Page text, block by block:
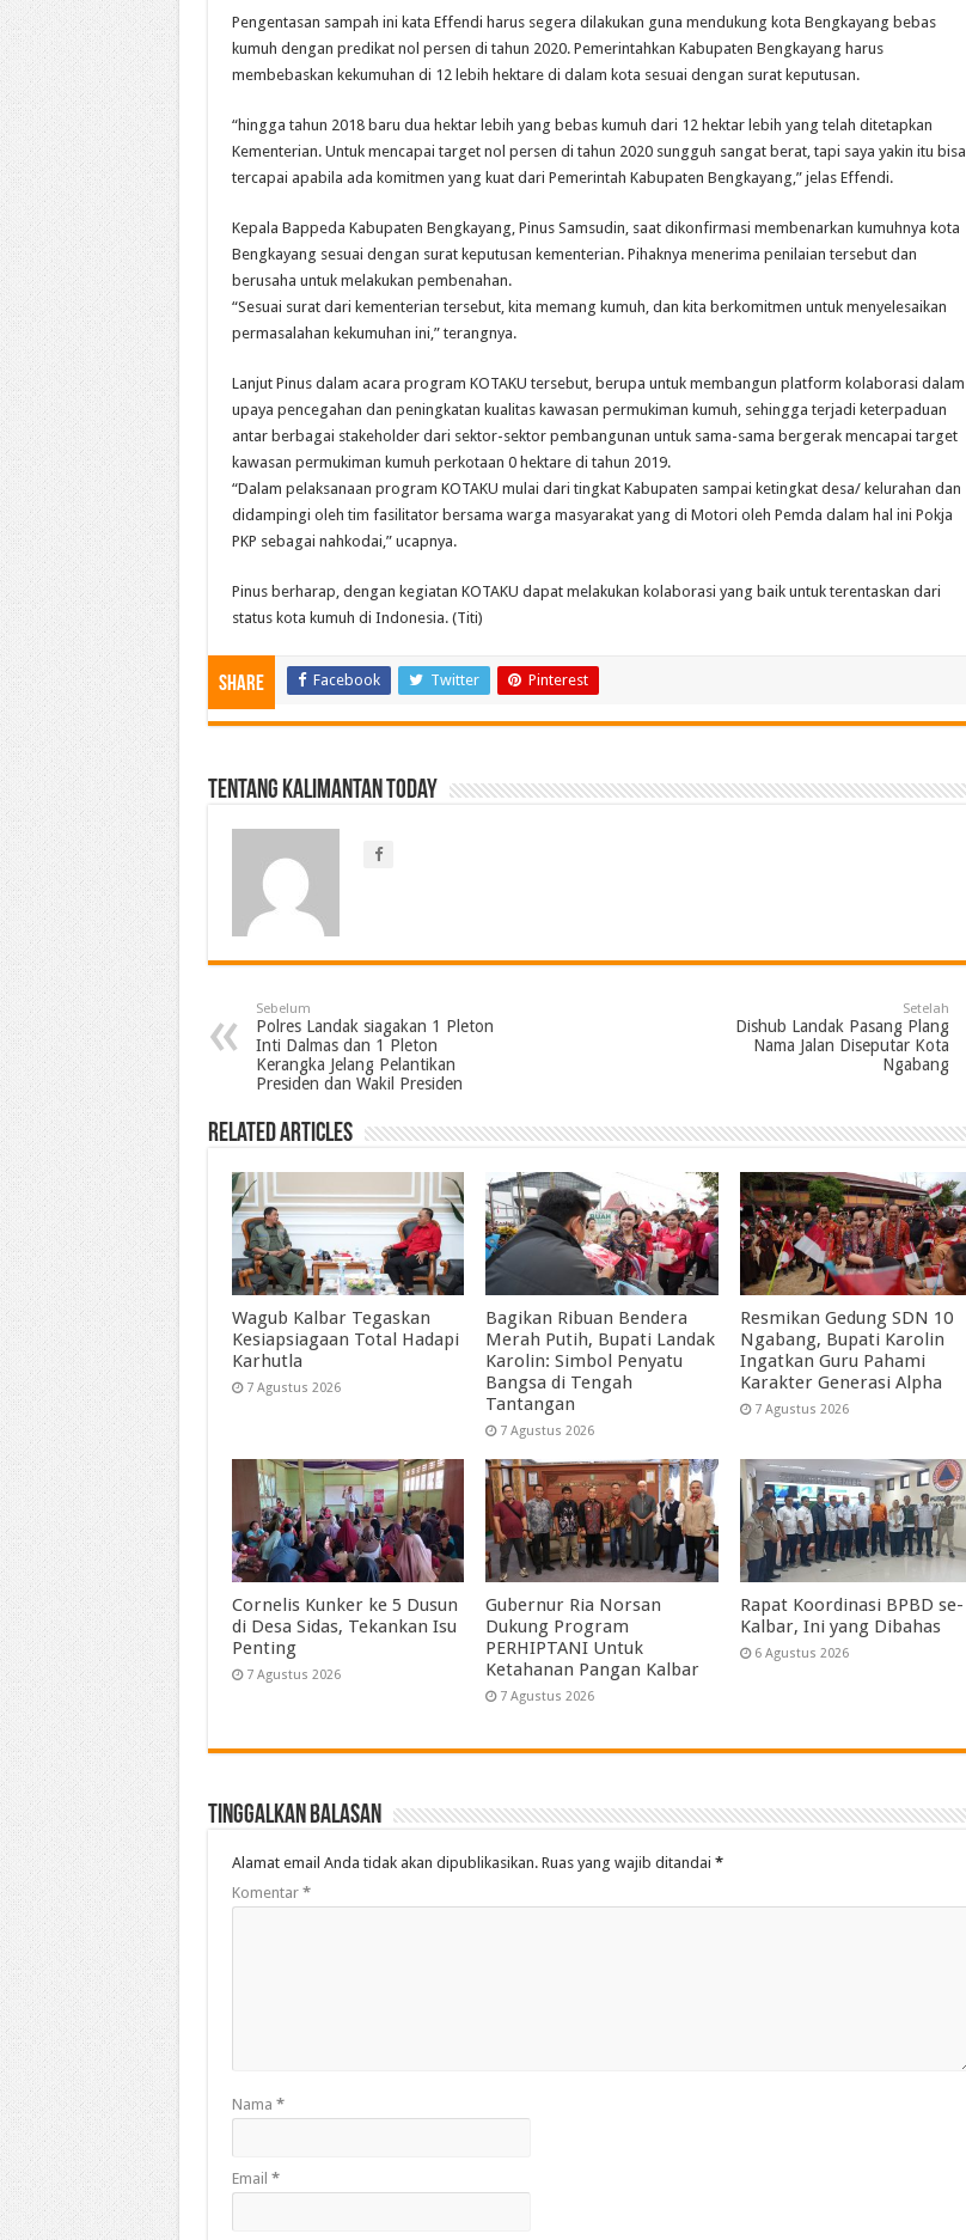
Pengentasan sampah ini kata Effendi harus segera dilakukan guna mendukung kota Bengkayang bebas
kumuh dengan predikat nol persen di tahun 2020. Pemerintahkan Kabupaten Bengkayang harus
membebaskan kekumuhan di 12 lebih hektare di dalam kota sesuai dengan surat keputusan.
“hingga tahun 2018 baru dua hektar lebih yang bebas kumuh dari 12 hektar lebih yang telah ditetapkan
Kementerian. Untuk mencapai target nol persen di tahun 2020 sungguh sangat berat, tapi saya yakin itu bisa
tercapai apabila ada komitmen yang kuat dari Pemerintah Kabupaten Bengkayang,” jelas Effendi.
Kepala Bappeda Kabupaten Bengkayang, Pinus Samsudin, saat dikonfirmasi membenarkan kumuhnya kota
Bengkayang sesuai dengan surat keputusan kementerian. Pihaknya menerima penilaian tersebut dan
berusaha untuk melakukan pembenahan.
“Sesuai surat dari kementerian tersebut, kita memang kumuh, dan kita berkomitmen untuk menyelesaikan
permasalahan kekumuhan ini,” terangnya.
Lanjut Pinus dalam acara program KOTAKU tersebut, berupa untuk membangun platform kolaborasi dalam
upaya pencegahan dan peningkatan kualitas kawasan permukiman kumuh, sehingga terjadi keterpaduan
antar berbagai stakeholder dari sektor-sektor pembangunan untuk sama-sama bergerak mencapai target
kawasan permukiman kumuh perkotaan 0 hektare di tahun 2019.
“Dalam pelaksanaan program KOTAKU mulai dari tingkat Kabupaten sampai ketingkat desa/ kelurahan dan
didampingi oleh tim fasilitator bersama warga masyarakat yang di Motori oleh Pemda dalam hal ini Pokja
PKP sebagai nahkodai,” ucapnya.
Pinus berharap, dengan kegiatan KOTAKU dapat melakukan kolaborasi yang baik untuk terentaskan dari
status kota kumuh di Indonesia. (Titi)
Share Facebook Twitter Pinterest
Tentang Kalimantan Today
Sebelum
Polres Landak siagakan 1 Pleton
Inti Dalmas dan 1 Pleton
Kerangka Jelang Pelantikan
Presiden dan Wakil Presiden
Setelah
Dishub Landak Pasang Plang
Nama Jalan Diseputar Kota
Ngabang
Related Articles
Wagub Kalbar Tegaskan
Kesiapsiagaan Total Hadapi
Karhutla
7 Agustus 2026
Bagikan Ribuan Bendera
Merah Putih, Bupati Landak
Karolin: Simbol Penyatu
Bangsa di Tengah
Tantangan
7 Agustus 2026
Resmikan Gedung SDN 10
Ngabang, Bupati Karolin
Ingatkan Guru Pahami
Karakter Generasi Alpha
7 Agustus 2026
Cornelis Kunker ke 5 Dusun
di Desa Sidas, Tekankan Isu
Penting
7 Agustus 2026
Gubernur Ria Norsan
Dukung Program
PERHIPTANI Untuk
Ketahanan Pangan Kalbar
7 Agustus 2026
Rapat Koordinasi BPBD se-
Kalbar, Ini yang Dibahas
6 Agustus 2026
Tinggalkan Balasan
Alamat email Anda tidak akan dipublikasikan. Ruas yang wajib ditandai *
Komentar *
Nama *
Email *